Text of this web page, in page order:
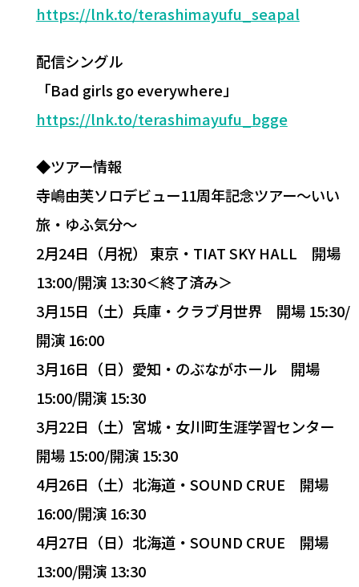
https://lnk.to/terashimayufu_seapal
配信シングル
「Bad girls go everywhere」
https://lnk.to/terashimayufu_bgge
◆ツアー情報
寺嶋由芙ソロデビュー11周年記念ツアー〜いい
旅・ゆふ気分〜
2月24日（月祝） 東京・TIAT SKY HALL 開場
13:00/開演 13:30＜終了済み＞
3月15日（土）兵庫・クラブ月世界 開場 15:30/
開演 16:00
3月16日（日）愛知・のぶながホール 開場
15:00/開演 15:30
3月22日（土）宮城・女川町生涯学習センター
開場 15:00/開演 15:30
4月26日（土）北海道・SOUND CRUE 開場
16:00/開演 16:30
4月27日（日）北海道・SOUND CRUE 開場
13:00/開演 13:30